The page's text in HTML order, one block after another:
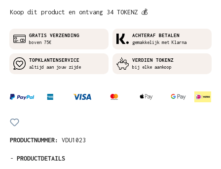
Koop dit product en ontvang 34 TOKENZ 💰
GRATIS VERZENDING
boven 75€
ACHTERAF BETALEN
gemakkelijk met Klarna
TOPKLANTENSERVICE
altijd aan jouw zijde
VERDIEN TOKENZ
bij elke aankoop
PRODUCTNUMMER: VDU1023
- PRODUCTDETAILS